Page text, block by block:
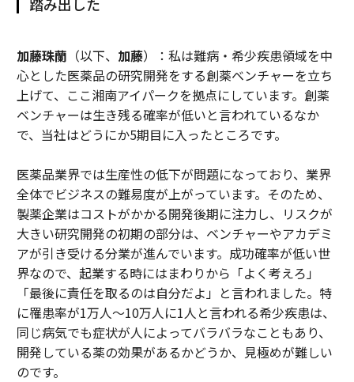
加藤珠蘭 （以下、 加藤）：私は難病・希少疾患領域を中
心とした医薬品の研究開発をする創薬ベンチャーを立ち
上げて、ここ湘南アイパークを拠点にしています。創薬
ベンチャーは生き残る確率が低いと言われているなか
で、当社はどうにか5期目に入ったところです。
医薬品業界では生産性の低下が問題になっており、業界
全体でビジネスの難易度が上がっています。そのため、
製薬企業はコストがかかる開発後期に注力し、リスクが
大きい研究開発の初期の部分は、ベンチャーやアカデミ
アが引き受ける分業が進んでいます。成功確率が低い世
界なので、起業する時にはまわりから「よく考えろ」
「最後に責任を取るのは自分だよ」と言われました。特
に罹患率が1万人～10万人に1人と言われる希少疾患は、
同じ病気でも症状が人によってバラバラなこともあり、
開発している薬の効果があるかどうか、見極めが難しい
のです。